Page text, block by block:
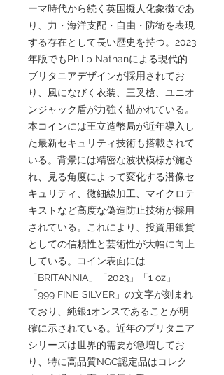
ーマ時代から続く英国擬人化象徴であ
り、力・海洋支配・自由・防衛を表現
する存在として長い歴史を持つ。2023
年版でもPhilip Nathanによる現代的
ブリタニアデザインが採用されてお
り、風になびく衣装、三叉槍、ユニオ
ンジャック盾が力強く描かれている。
本コインには王立造幣局が近年導入し
た最新セキュリティ技術も搭載されて
いる。背景には精密な波状模様が施さ
れ、見る角度によって変化する潜像セ
キュリティ、微細線加工、マイクロテ
キストなど高度な偽造防止技術が採用
されている。これにより、投資用銀貨
としての信頼性と芸術性が大幅に向上
している。コイン表面には
「BRITANNIA」「2023」「1 oz」
「999 FINE SILVER」の文字が刻まれ
ており、純銀1オンスであることが明
確に示されている。近年のブリタニア
シリーズは世界的需要が急増してお
り、特に高品質NGC認定品はコレク